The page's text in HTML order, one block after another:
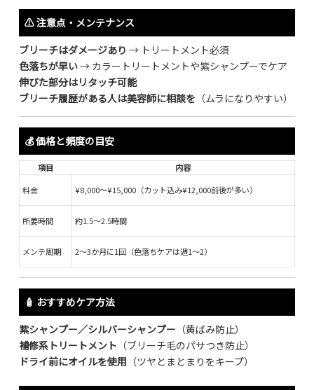
⚠️ 注意点・メンテナンス
ブリーチはダメージあり → トリートメント必須
色落ちが早い→ カラートリートメントや紫シャンプーでケア
伸びた部分はリタッチ可能
ブリーチ履歴がある人は美容師に相談を （ムラになりやすい）
💰 価格と頻度の目安
項目
内容
料金
¥8,000〜¥15,000（カット込み¥12,000前後が多い）
所要時間 約1.5〜2.5時間
メンテ周期 2〜3か月に1回（色落ちケアは週1〜2）
🧴 おすすめケア方法
紫シャンプー／シルバーシャンプー （黄ばみ防止）
補修系トリートメント （ブリーチ毛のパサつき防止）
ドライ前にオイルを使用 （ツヤとまとまりをキープ）